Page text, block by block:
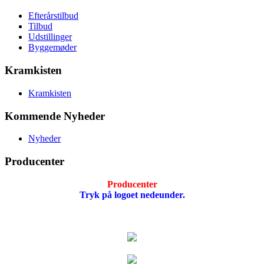
Efterårstilbud
Tilbud
Udstillinger
Byggemøder
Kramkisten
Kramkisten
Kommende Nyheder
Nyheder
Producenter
Producenter
Tryk på logoet nedeunder.